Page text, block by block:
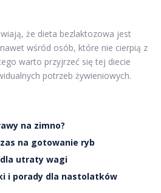
że dieta bezlaktozowa jest
wśród osób, które nie cierpią z
warto przyjrzeć się tej diecie
potrzeb żywieniowych.
na zimno?
na gotowanie ryb
utraty wagi
i porady dla nastolatków